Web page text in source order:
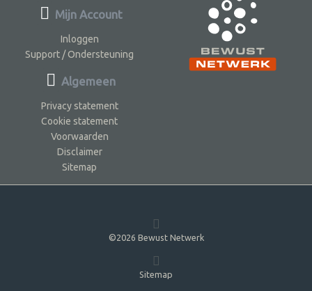
Mijn Account
Inloggen
Support / Ondersteuning
Algemeen
Privacy statement
Cookie statement
Voorwaarden
Disclaimer
Sitemap
©2026 Bewust Netwerk
Sitemap